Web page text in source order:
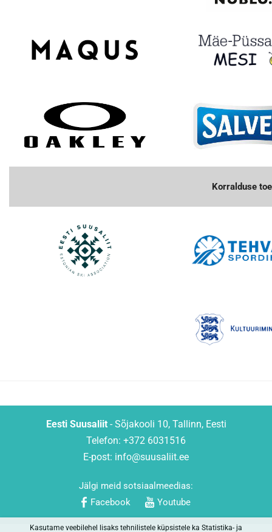
Korralduse
Eesti Suusaliit- Sõjakooli 10, Tallinn, Eesti
Telefon: +372 6031516
E-post: info@suusaliit.ee
Jälgi meid sotsiaalmeedias:
Facebook
Youtube
Kasutame veebilehel lisaks tehnilistele küpsistele ka Statistika- ja